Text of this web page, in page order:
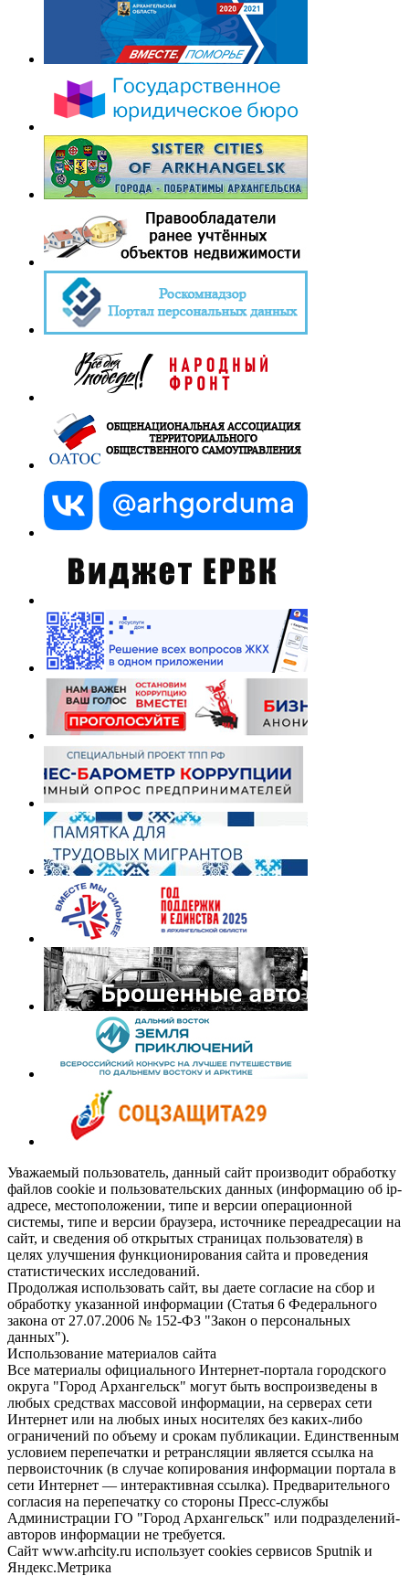
Уважаемый пользователь, данный сайт производит обработку
файлов cookie и пользовательских данных (информацию об ip-
адресе, местоположении, типе и версии операционной
системы, типе и версии браузера, источнике переадресации на
сайт, и сведения об открытых страницах пользователя) в
целях улучшения функционирования сайта и проведения
статистических исследований.
Продолжая использовать сайт, вы даете согласие на сбор и
обработку указанной информации (Статья 6 Федерального
закона от 27.07.2006 № 152-ФЗ "Закон о персональных
данных").
Использование материалов сайта
Все материалы официального Интернет-портала городского
округа "Город Архангельск" могут быть воспроизведены в
любых средствах массовой информации, на серверах сети
Интернет или на любых иных носителях без каких-либо
ограничений по объему и срокам публикации. Единственным
условием перепечатки и ретрансляции является ссылка на
первоисточник (в случае копирования информации портала в
сети Интернет — интерактивная ссылка). Предварительного
согласия на перепечатку со стороны Пресс-службы
Администрации ГО "Город Архангельск" или подразделений-
авторов информации не требуется.
Сайт www.arhcity.ru использует cookies сервисов Sputnik и
Яндекс.Метрика